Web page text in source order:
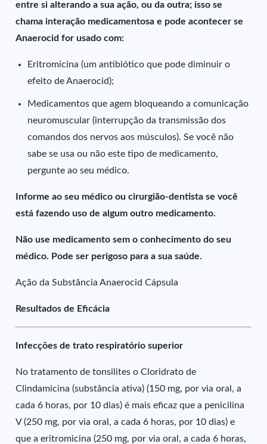
entre si alterando a sua ação, ou da outra; isso se
chama interação medicamentosa e pode acontecer se
Anaerocid for usado com:
Eritromicina (um antibiótico que pode diminuir o
efeito de Anaerocid);
Medicamentos que agem bloqueando a comunicação
neuromuscular (interrupção da transmissão dos
comandos dos nervos aos músculos). Se você não
sabe se usa ou não este tipo de medicamento,
pergunte ao seu médico.
Informe ao seu médico ou cirurgião-dentista se você
está fazendo uso de algum outro medicamento.
Não use medicamento sem o conhecimento do seu
médico. Pode ser perigoso para a sua saúde.
Ação da Substância Anaerocid Cápsula
Resultados de Eficácia
Infecções de trato respiratório superior
No tratamento de tonsilites o Cloridrato de
Clindamicina (substância ativa) (150 mg, por via oral, a
cada 6 horas, por 10 dias) é mais eficaz que a penicilina
V (250 mg, por via oral, a cada 6 horas, por 10 dias) e
que a eritromicina (250 mg, por via oral, a cada 6 horas,